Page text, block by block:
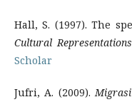
Hall, S. (1997). The
Cultural
Scholar
Jufri, A. (2009).